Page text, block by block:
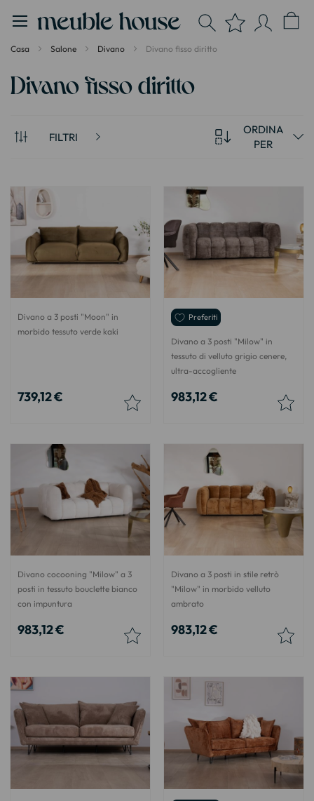
Casa Salone Divano Divano fisso diritto
Divano fisso diritto
FILTRI
ORDINA
PER
Divano a 3 posti "Moon" in
morbido tessuto verde kaki
739,12 €
Preferiti
Divano a 3 posti "Milow" in
tessuto di velluto grigio cenere,
ultra-accogliente
983,12 €
Divano cocooning "Milow" a 3
posti in tessuto bouclette bianco
con impuntura
983,12 €
Divano a 3 posti in stile retrò
"Milow" in morbido velluto
ambrato
983,12 €